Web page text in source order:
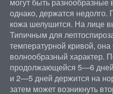
однако, держатся
кожа шелушится. На лице
Типичным для
температурной кривой, она
волнообразный характер.
продолжающейся 5—6
и 2—5 дней держится на
затем может возникнуть